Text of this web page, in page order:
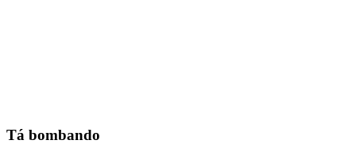
Tá bombando